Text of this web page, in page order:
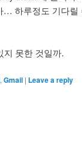
… 하루정도 기다릴
지 못한 것일까.
, Gmail | Leave a reply